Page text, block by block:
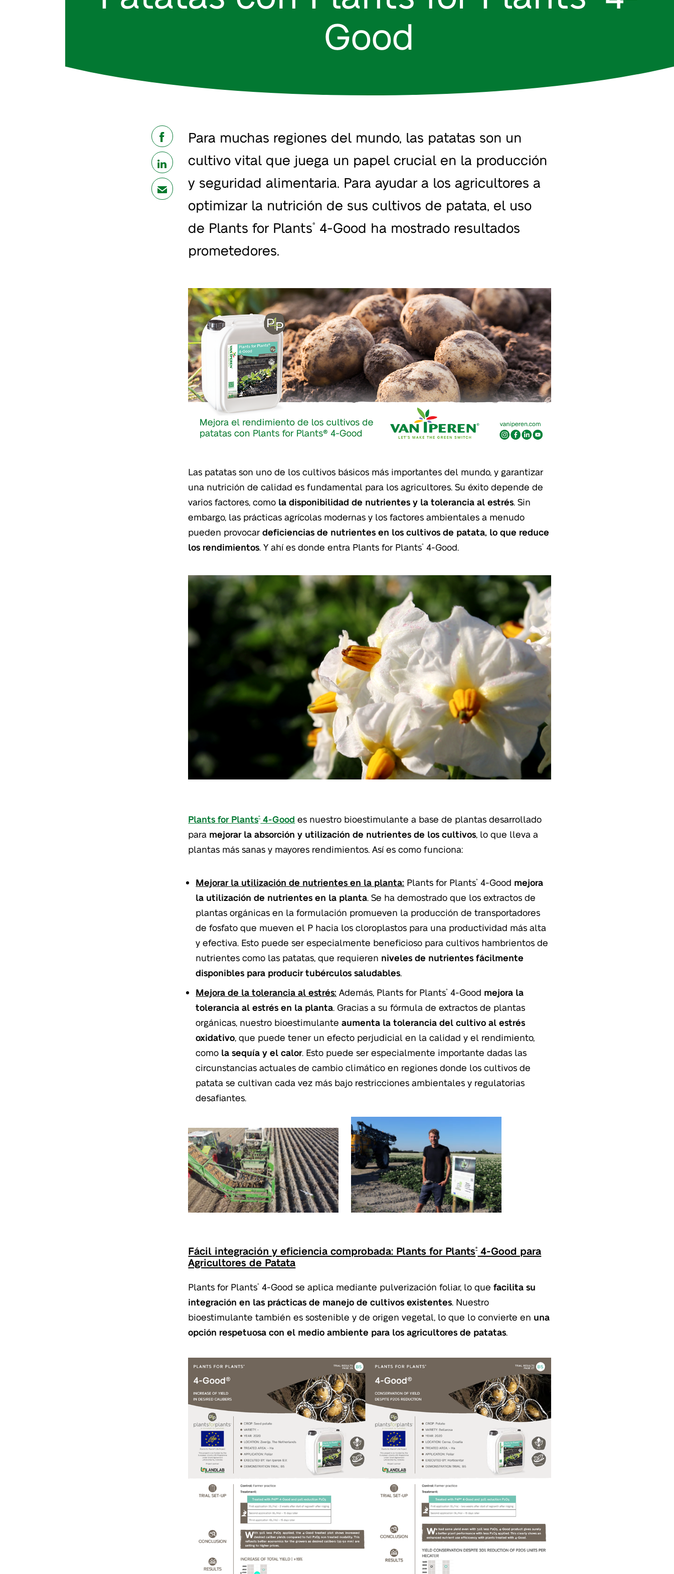
Good
share
share
mail
Para muchas regiones del mundo, las patatas son un
cultivo vital que juega un papel crucial en la producción
y seguridad alimentaria. Para ayudar a los agricultores a
optimizar la nutrición de sus cultivos de patata, el uso
de Plants for Plants®
4-Good ha mostrado resultados
prometedores.
Las patatas son uno de los cultivos básicos más importantes del mundo, y garantizar
una nutrición de calidad es fundamental para los agricultores. Su éxito depende de
varios factores, como la disponibilidad de nutrientes y la tolerancia al estrés . Sin
embargo, las prácticas agrícolas modernas y los factores ambientales a menudo
pueden provocardeficiencias de nutrientes en los cultivos de patata, lo que reduce
los rendimientos . Y ahí es donde entra Plants for Plants® 4-Good.
Plants for Plants®4-Good es nuestro bioestimulante a base de plantas desarrollado
para mejorar la absorción y utilización de nutrientes de los cultivos , lo que lleva a
plantas más sanas y mayores rendimientos. Así es como funciona:
Mejorar la utilización de nutrientes en la planta: Plants for Plants® 4-Good mejora
la utilización de nutrientes en la planta . Se ha demostrado que los extractos de
plantas orgánicas en la formulación promueven la producción de transportadores
de fosfato que mueven el P hacia los cloroplastos para una productividad más alta
y efectiva. Esto puede ser especialmente beneficioso para cultivos hambrientos de
nutrientes como las patatas, que requieren niveles de nutrientes fácilmente
disponibles para producir tubérculos saludables
Mejora de la tolerancia al estrés: Además, Plants for Plants® 4-Good mejora la
tolerancia al estrés en la planta . Gracias a su fórmula de extractos de plantas
orgánicas, nuestro bioestimulanteaumenta la tolerancia del cultivo al estrés
oxidativo , que puede tener un efecto perjudicial en la calidad y el rendimiento,
como la sequía y el calor. Esto puede ser especialmente importante dadas las
circunstancias actuales de cambio climático en regiones donde los cultivos de
patata se cultivan cada vez más bajo restricciones ambientales y regulatorias
desafiantes.
Fácil integración y eficiencia comprobada: Plants for Plants®4-Good para
Agricultores de Patata
Plants for Plants® 4-Good se aplica mediante pulverización foliar, lo quefacilita su
integración en las prácticas de manejo de cultivos existentes . Nuestro
bioestimulante también es sostenible y de origen vegetal, lo que lo convierte en una
opción respetuosa con el medio ambiente para los agricultores de patatas